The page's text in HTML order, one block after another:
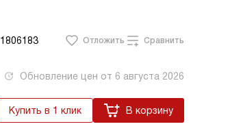
1806183 Отложить Сравнить
Обновление цен от 6 августа 2026
Купить в 1 клик В корзину